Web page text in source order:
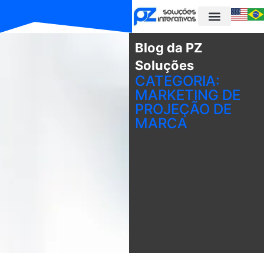
Blog da PZ
Soluções
CATEGORIA:
MARKETING DE
PROJEÇÃO DE
MARCA